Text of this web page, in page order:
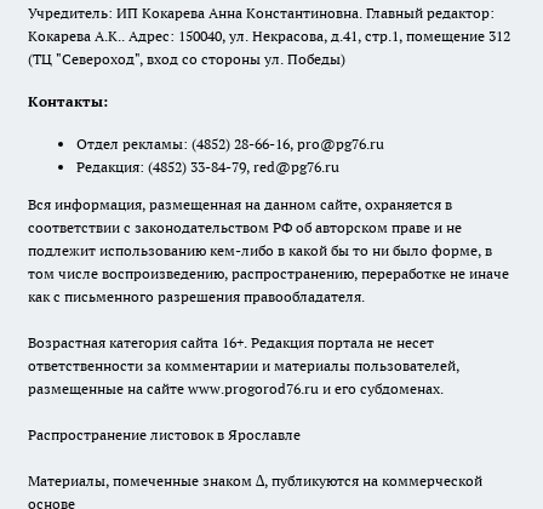
Учредитель: ИП Кокарева Анна Константиновна. Главный редактор:
Кокарева А.К.. Адрес: 150040, ул. Некрасова, д.41, стр.1, помещение 312
(ТЦ "Североход", вход со стороны ул. Победы)
Контакты:
Отдел рекламы: (4852) 28-66-16, pro@pg76.ru
Редакция: (4852) 33-84-79, red@pg76.ru
Вся информация, размещенная на данном сайте, охраняется в
соответствии с законодательством РФ об авторском праве и не
подлежит использованию кем-либо в какой бы то ни было форме, в
том числе воспроизведению, распространению, переработке не иначе
как с письменного разрешения правообладателя.
Возрастная категория сайта 16+. Редакция портала не несет
ответственности за комментарии и материалы пользователей,
размещенные на сайте www.progorod76.ru и его субдоменах.
Распространение листовок в Ярославле
Материалы, помеченные знаком ∆, публикуются на коммерческой
основе